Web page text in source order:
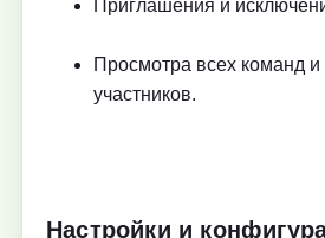
Приглашения и
Просмотра всех команд и
участников.
Настройки и